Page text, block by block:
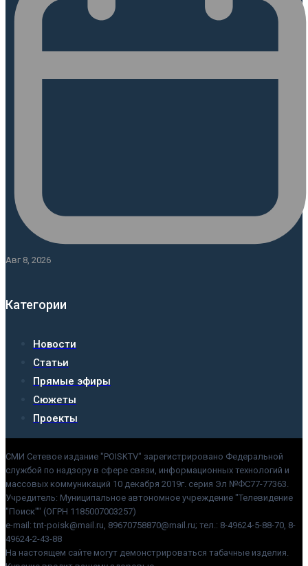
Авг 8, 2026
Категории
Новости
Статьи
Прямые эфиры
Сюжеты
Проекты
СМИ Сетевое издание "POISKTV" зарегистрировано Федеральной
службой по надзору в сфере связи, информационных технологий и
массовых коммуникаций 10 декабря 2019г. серия Эл №ФС77-77363.
Учредитель: Муниципальное автономное учреждение "Телевидение
"Поиск"" (ОГРН 1185007003257)
e-mail: tnt-poisk@mail.ru, 89670758870@mail.ru; тел.: 8-49624-5-88-70, 8-
49624-2-43-88
На настоящем сайте могут демонстрироваться табачные изделия.